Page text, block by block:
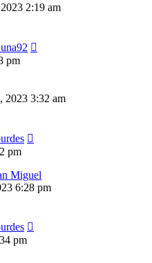
2:19 am
pm
2023 3:32 am
pm
Miguel
6:28 pm
pm